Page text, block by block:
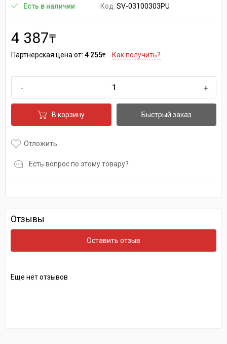
Есть в наличии Код: SV-03100303PU
4 387₸
Партнерская цена от: 4 255₸ Как получить?
- +
В корзину Быстрый заказ
Отложить
Есть вопрос по этому товару?
Отзывы
Оставить отзыв
Еще нет отзывов